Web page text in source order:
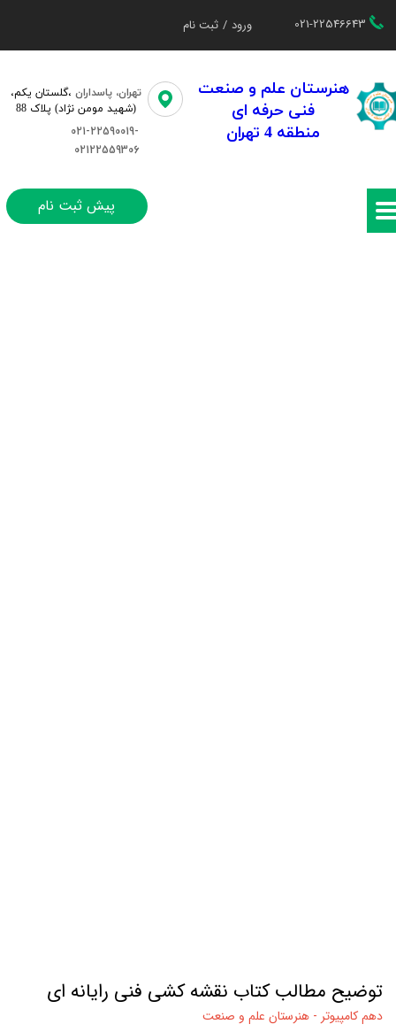
021-22546643 ورود / ثبت نام
تغییر گذر واژه
سفارشات
هنرستان علم و صنعت
فنی حرفه ای
منطقه 4 تهران
تهران، پاسداران ،گلستان یکم،​​
(شهید مومن نژاد) پلاک 88
021-22590019-
02122559306
پیش ثبت نام
توضیح مطالب کتاب نقشه کشی فنی رایانه ای
دهم کامپیوتر - هنرستان علم و صنعت